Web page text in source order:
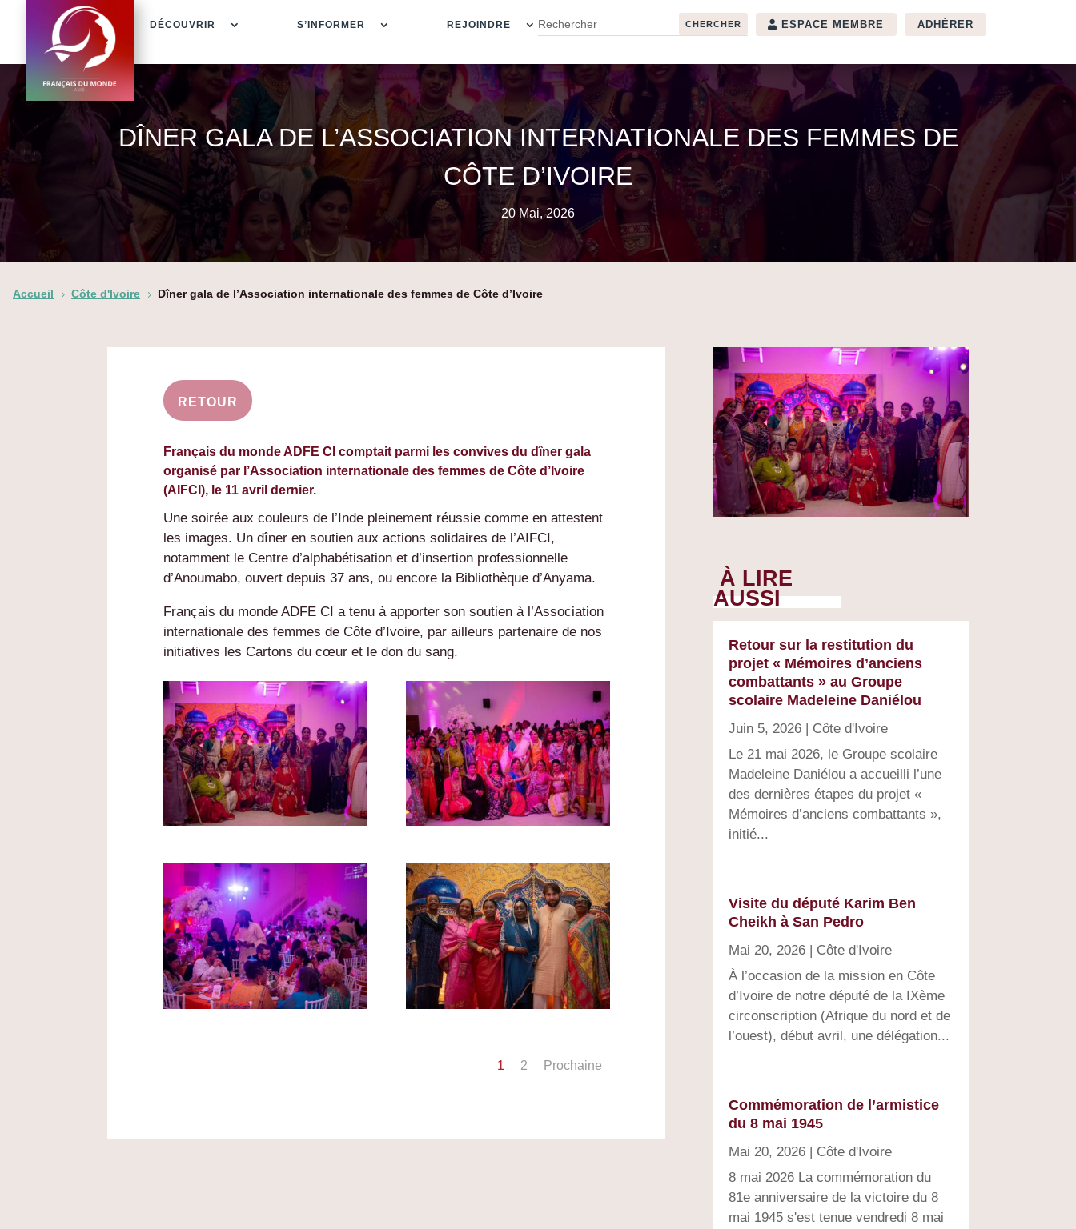
DÉCOUVRIR S’INFORMER REJOINDRE ESPACE MEMBRE ADHÉRER
DÎNER GALA DE L’ASSOCIATION INTERNATIONALE DES FEMMES DE
CÔTE D’IVOIRE
20 Mai, 2026
Accueil 5 Côte d'Ivoire 5 Dîner gala de l’Association internationale des femmes de Côte d’Ivoire
RETOUR
Français du monde ADFE CI comptait parmi les convives du dîner gala
organisé par l’Association internationale des femmes de Côte d’Ivoire
(AIFCI), le 11 avril dernier.
Une soirée aux couleurs de l’Inde pleinement réussie comme en attestent
les images. Un dîner en soutien aux actions solidaires de l’AIFCI,
notamment le Centre d’alphabétisation et d’insertion professionnelle
d’Anoumabo, ouvert depuis 37 ans, ou encore la Bibliothèque d’Anyama.
Français du monde ADFE CI a tenu à apporter son soutien à l’Association
internationale des femmes de Côte d’Ivoire, par ailleurs partenaire de nos
initiatives les Cartons du cœur et le don du sang.
1 2 Prochaine
À LIRE
AUSSI
Retour sur la restitution du
projet « Mémoires d’anciens
combattants » au Groupe
scolaire Madeleine Daniélou
Juin 5, 2026| Côte d'Ivoire
Le 21 mai 2026, le Groupe scolaire
Madeleine Daniélou a accueilli l’une
des dernières étapes du projet «
Mémoires d’anciens combattants »,
initié...
Visite du député Karim Ben
Cheikh à San Pedro
Mai 20, 2026| Côte d'Ivoire
À l’occasion de la mission en Côte
d’Ivoire de notre député de la IXème
circonscription (Afrique du nord et de
l’ouest), début avril, une délégation...
Commémoration de l’armistice
du 8 mai 1945
Mai 20, 2026| Côte d'Ivoire
8 mai 2026 La commémoration du
81e anniversaire de la victoire du 8
mai 1945 s'est tenue vendredi 8 mai